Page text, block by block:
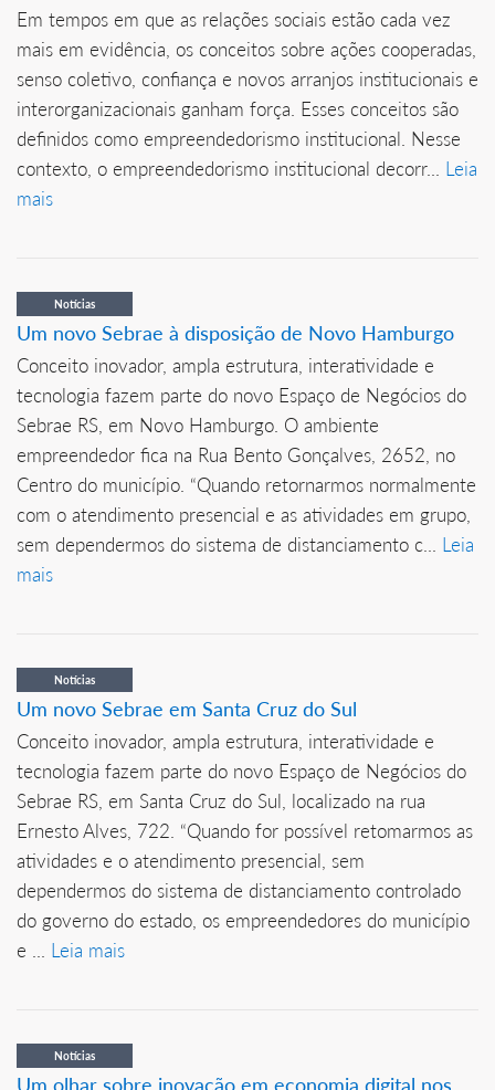
Em tempos em que as relações sociais estão cada vez
mais em evidência, os conceitos sobre ações cooperadas,
senso coletivo, confiança e novos arranjos institucionais e
interorganizacionais ganham força. Esses conceitos são
definidos como empreendedorismo institucional. Nesse
contexto, o empreendedorismo institucional decorr... Leia
mais
Notícias
Um novo Sebrae à disposição de Novo Hamburgo
Conceito inovador, ampla estrutura, interatividade e
tecnologia fazem parte do novo Espaço de Negócios do
Sebrae RS, em Novo Hamburgo. O ambiente
empreendedor fica na Rua Bento Gonçalves, 2652, no
Centro do município. “Quando retornarmos normalmente
com o atendimento presencial e as atividades em grupo,
sem dependermos do sistema de distanciamento c... Leia
mais
Notícias
Um novo Sebrae em Santa Cruz do Sul
Conceito inovador, ampla estrutura, interatividade e
tecnologia fazem parte do novo Espaço de Negócios do
Sebrae RS, em Santa Cruz do Sul, localizado na rua
Ernesto Alves, 722. “Quando for possível retomarmos as
atividades e o atendimento presencial, sem
dependermos do sistema de distanciamento controlado
do governo do estado, os empreendedores do município
e ... Leia mais
Notícias
Um olhar sobre inovação em economia digital nos